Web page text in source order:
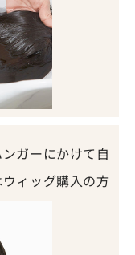
ガーにかけて自
ィッグ購入の方